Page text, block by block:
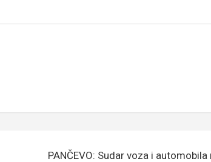
PANČEVO: Sudar voza i automobila